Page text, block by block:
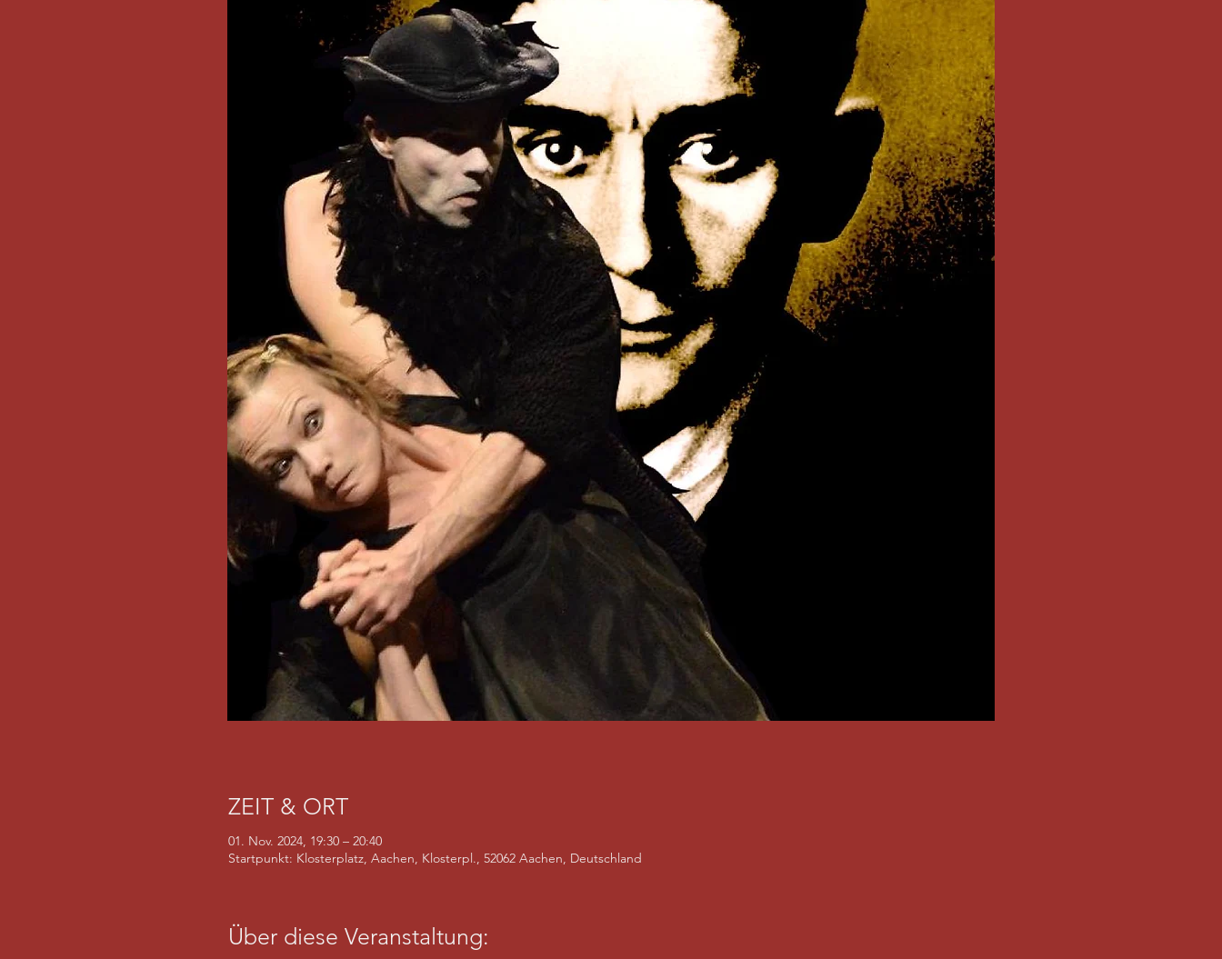
ZEIT & ORT
01. Nov. 2024, 19:30 – 20:40
Startpunkt: Klosterplatz, Aachen, Klosterpl., 52062 Aachen, Deutschland
Über diese Veranstaltung: